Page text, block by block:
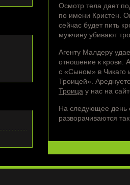
Осмотр тела дает
по имени Кристен.
сейчас будет пить
мужчину убивают
Агенту Малдеру
отношение к крови.
с «Сыном» в Чикаго
Троицей».
Троица у нас на
На следующее день
разворачиваются